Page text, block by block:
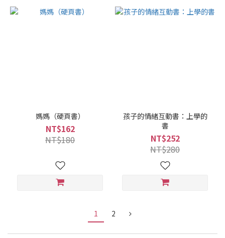
媽媽（硬頁書）
NT$162
NT$180
孩子的情緒互動書：上學的
書
NT$252
NT$280
1 2